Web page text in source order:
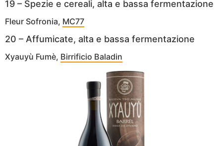
19 – Spezie e cereali, alta e bassa fermentazione
Fleur Sofronia, MC77
20 – Affumicate, alta e bassa fermentazione
Xyauyù Fumè, Birrificio Baladin